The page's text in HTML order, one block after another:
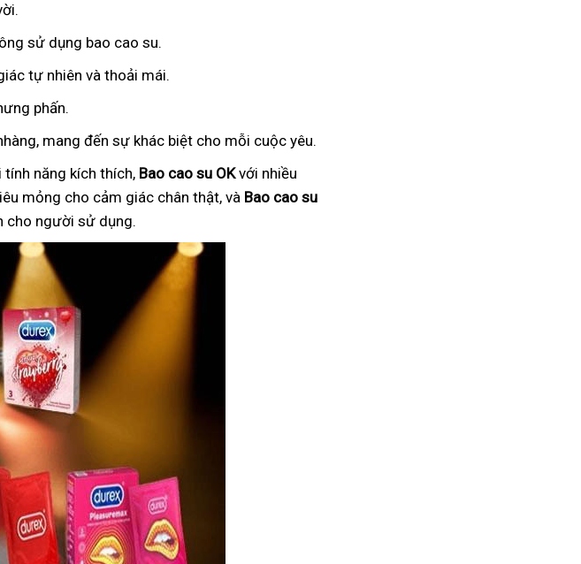
sử dụng bao cao su.
tự nhiên và thoải mái.
phấn.
mang đến sự khác biệt cho mỗi cuộc yêu.
tính năng kích thích, Bao cao su OKvới nhiều
mỏng cho cảm giác chân thật, và Bao cao su
cho người sử dụng.